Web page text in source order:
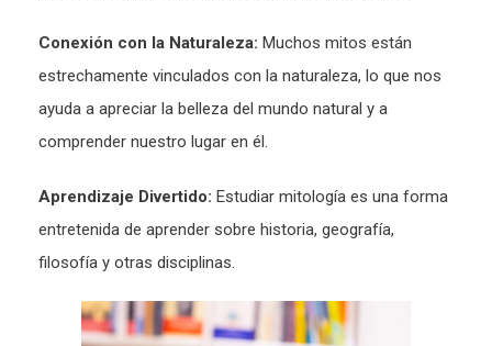
Conexión con la Naturaleza: Muchos mitos están
estrechamente vinculados con la naturaleza, lo que nos
ayuda a apreciar la belleza del mundo natural y a
comprender nuestro lugar en él.
Aprendizaje Divertido: Estudiar mitología es una forma
entretenida de aprender sobre historia, geografía,
filosofía y otras disciplinas.